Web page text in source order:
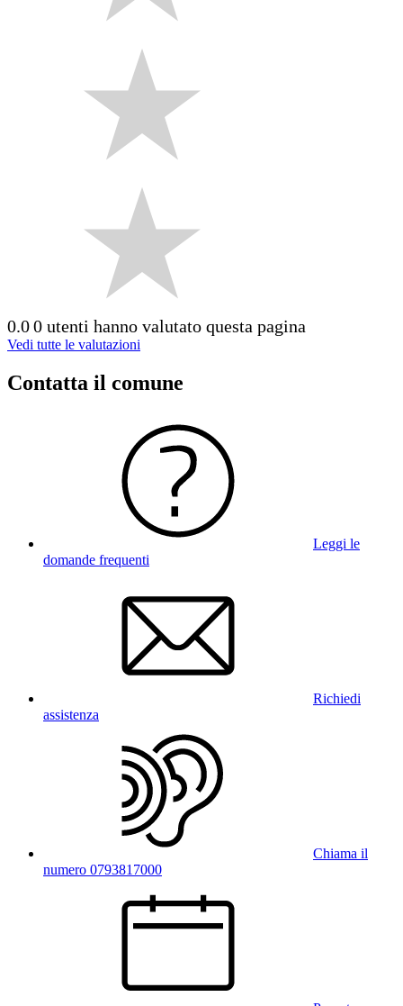
0.00 utenti hanno valutato questa pagina
Vedi tutte le valutazioni
Contatta il comune
Leggi le
domande frequenti
Richiedi
assistenza
Chiama il
numero 0793817000